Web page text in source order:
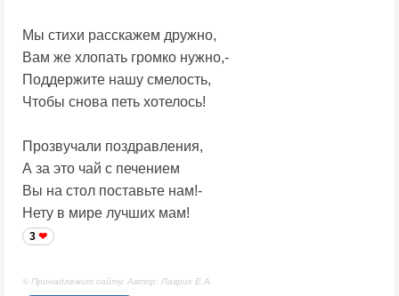
Мы стихи расскажем дружно,
Вам же хлопать громко нужно,-
Поддержите нашу смелость,
Чтобы снова петь хотелось!
Прозвучали поздравления,
А за это чай с печением
Вы на стол поставьте нам!-
Нету в мире лучших мам!
3
© Принадлежит сайту. Автор: Лаврик Е.А.